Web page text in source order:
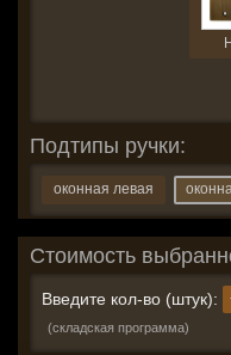
Подтипы ручки:
оконная левая
Стоимость
Введите кол-во (штук):
(складская программа)